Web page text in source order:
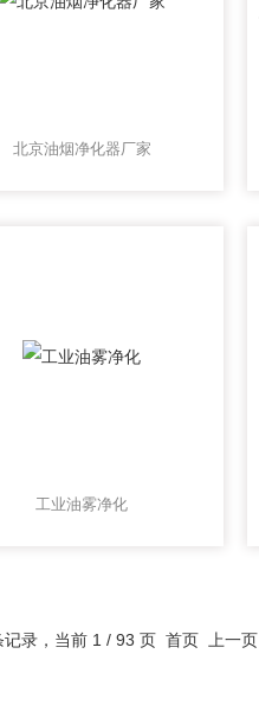
北京油烟净化器厂家
工业油雾净化
记录，当前 1 / 93 页 首页 上一页